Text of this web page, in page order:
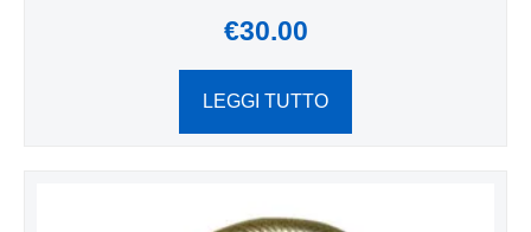
€30.00
LEGGI TUTTO